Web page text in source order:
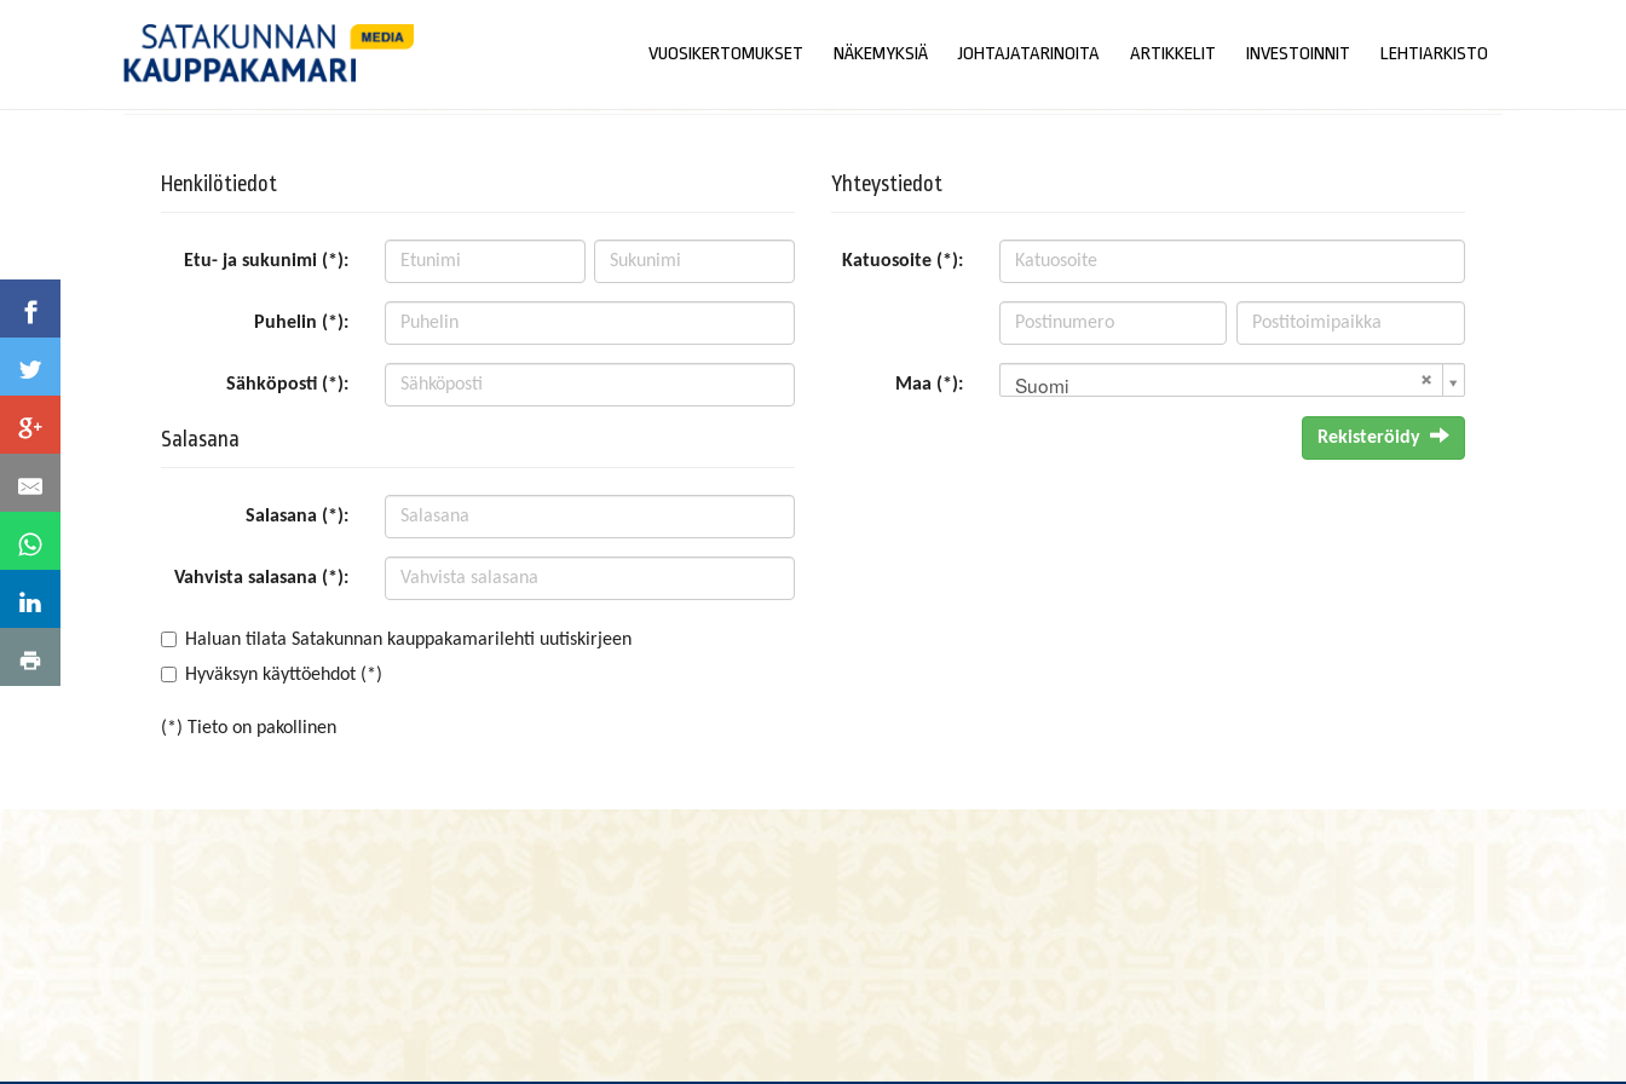
VUOSIKERTOMUKSET NÄKEMYKSIÄ JOHTAJATARINOITA ARTIKKELIT INVESTOINNIT LEHTIARKISTO
Henkilötiedot
Etu- ja sukunimi (*):
Puhelin (*):
Sähköposti (*):
Salasana
Salasana (*):
Vahvista salasana (*):
Yhteystiedot
Katuosoite (*):
Maa (*): Suomi
Rekisteröidy
Haluan tilata Satakunnan kauppakamarilehti uutiskirjeen
Hyväksyn käyttöehdot (*)
(*) Tieto on pakollinen